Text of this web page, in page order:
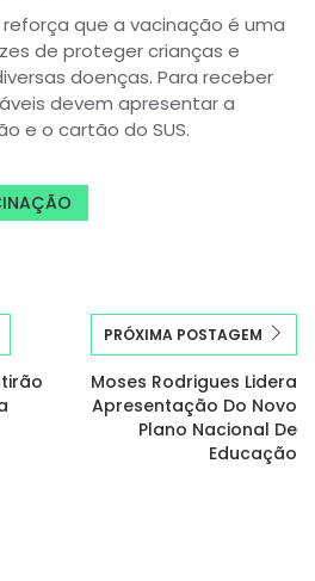
que a vacinação é uma
de proteger crianças e
doenças. Para receber
devem apresentar a
e o cartão do SUS.
PRÓXIMA POSTAGEM
Moses Rodrigues Lidera
Apresentação Do Novo
Plano Nacional De
Educação